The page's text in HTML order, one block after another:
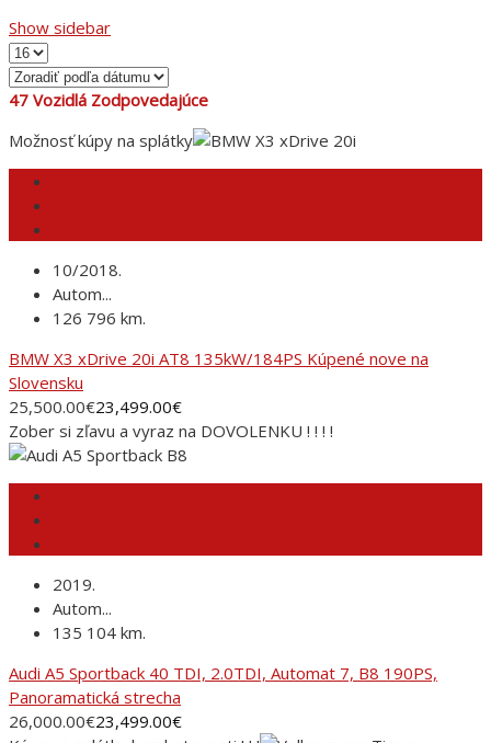
Show sidebar
47 Vozidlá Zodpovedajúce
Možnosť kúpy na splátky
10/2018.
Autom...
126 796 km.
BMW X3 xDrive 20i AT8 135kW/184PS Kúpené nove na
Slovensku
25,500.00€23,499.00€
Zober si zľavu a vyraz na DOVOLENKU ! ! ! !
2019.
Autom...
135 104 km.
Audi A5 Sportback 40 TDI, 2.0TDI, Automat 7, B8 190PS,
Panoramatická strecha
26,000.00€23,499.00€